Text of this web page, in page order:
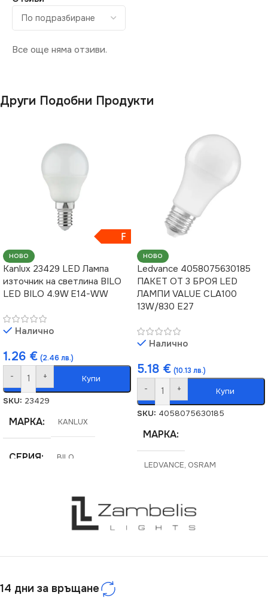
Все още няма отзиви.
Други Подобни Продукти
F
НОВО
Kanlux 23429 LED Лампа
източник на светлина BILO
LED BILO 4.9W E14-WW
Налично
1.26 € (2.46 лв.)
- + Купи
SKU: 23429
МАРКА KANLUX
СЕРИЯ BILO
НОВО
Ledvance 4058075630185
ПАКЕТ ОТ 3 БРОЯ LED
ЛАМПИ VALUE CLA100
13W/830 E27
Налично
5.18 € (10.13 лв.)
- + Купи
SKU: 4058075630185
МАРКА
LEDVANCE, OSRAM
(K)
14 дни за връщане